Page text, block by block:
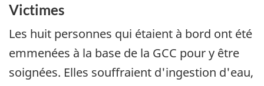
Victimes
Les huit personnes qui étaient à bord ont été
emmenées à la base de la GCC pour y être
soignées. Elles souffraient d'ingestion d'eau,